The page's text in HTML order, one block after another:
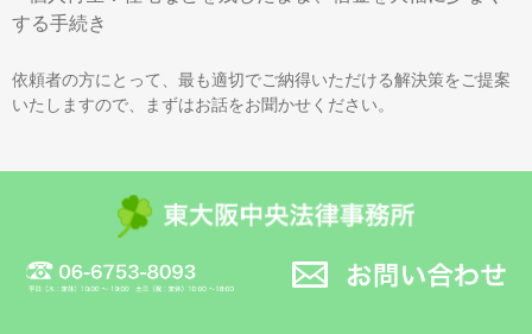
する手続き
依頼者の方にとって、最も適切でご納得いただける解決策をご提案
いたしますので、まずはお話をお聞かせください。